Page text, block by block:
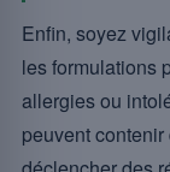
Enfin, soyez
les formulations
allergies ou
peuvent